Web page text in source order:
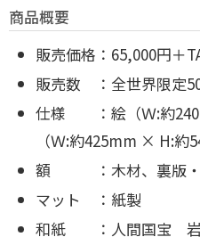
商品概要
販売価格：65,000円＋
販売数 ：全世界限定
仕様 ：絵（Ｗ:約
（Ｗ:約425mm × H:約
額 ：木材、裏版・
マット ：紙製
和紙 ：人間国宝 岩